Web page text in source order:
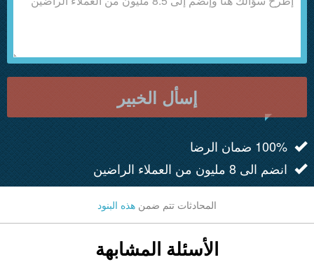
إسأل الخبير
100% ضمان الرضا
انضم الى 8 مليون من العملاء الراضين
المحادثات تتم ضمن هذه البنود
الأسئلة المشابهة